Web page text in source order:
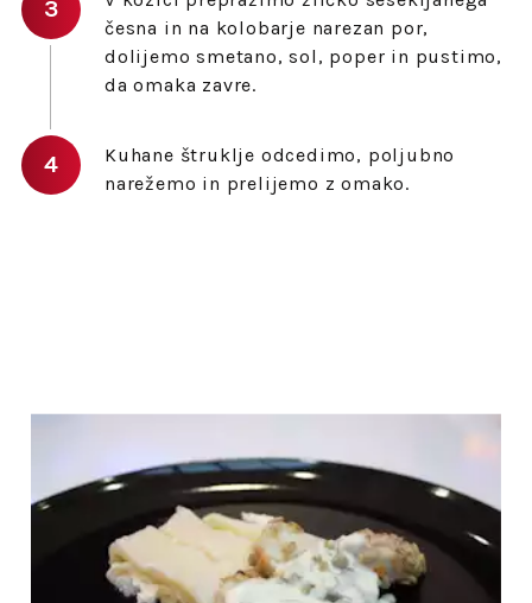
česna in na kolobarje narezan por,
dolijemo smetano, sol, poper in pustimo,
da omaka zavre.
Kuhane štruklje odcedimo, poljubno
narežemo in prelijemo z omako.